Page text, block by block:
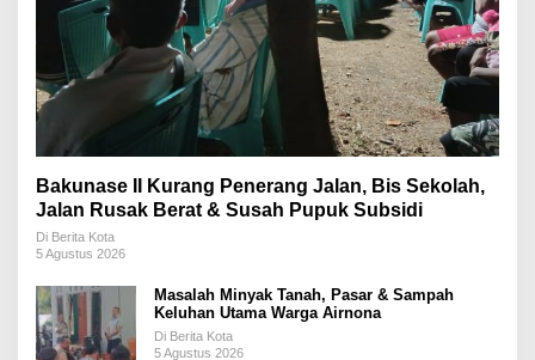
Bakunase II Kurang Penerang Jalan, Bis Sekolah,
Jalan Rusak Berat & Susah Pupuk Subsidi
Di Berita Kota
5 Agustus 2026
Masalah Minyak Tanah, Pasar & Sampah
Keluhan Utama Warga Airnona
Di Berita Kota
5 Agustus 2026